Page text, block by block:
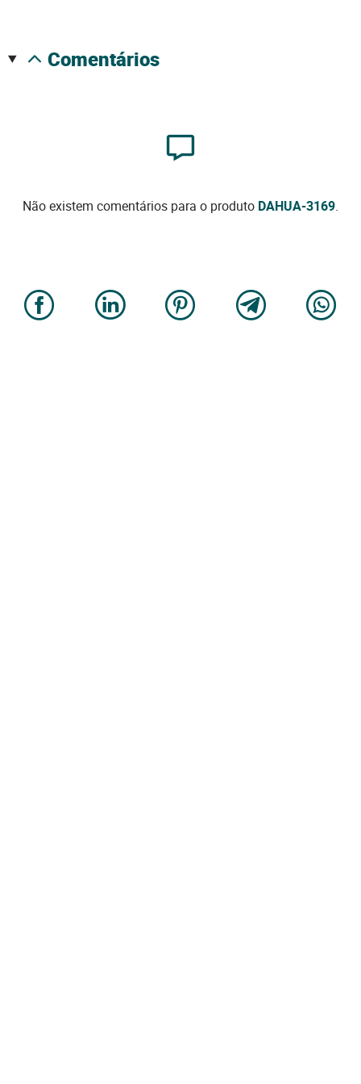
comentários
Não existem comentários para o produto DAHUA-3169.